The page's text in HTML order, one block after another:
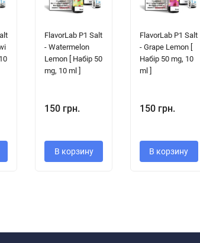
FlavorLab P1 Salt
- Watermelon
Lemon [ Набір 50
mg, 10 ml ]
150 грн.
В корзину
FlavorLab P1 Salt
- Grape Lemon [
Набір 50 mg, 10
ml ]
150 грн.
В корзину